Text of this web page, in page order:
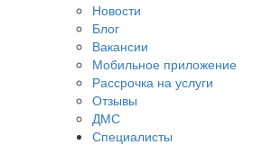
Новости
Блог
Вакансии
Мобильное приложение
Рассрочка на услуги
Отзывы
ДМС
Специалисты